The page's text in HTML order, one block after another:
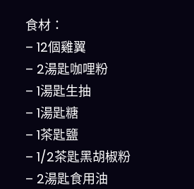
食材：
– 12個雞翼
– 2湯匙咖哩粉
– 1湯匙生抽
– 1湯匙糖
– 1茶匙鹽
– 1/2茶匙黑胡椒粉
– 2湯匙食用油